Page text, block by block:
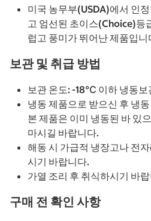
미국 농무부(USDA)에서 인
고 엄선된 초이스(Choice)등
럽고 풍미가 뛰어난 제품입니
보관 및 취급 방법
보관 온도: -18℃ 이하 냉동보
냉동 제품으로 받으신 후 냉
본 제품은 이미 냉동된 바 있
마시길 바랍니다.
해동 시 가급적 냉장고나 전
시기 바랍니다.
가열 조리 후 취식하시기 바
구매 전 확인 사항